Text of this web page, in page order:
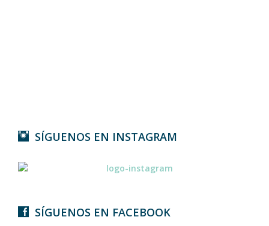
SÍGUENOS EN INSTAGRAM
SÍGUENOS EN FACEBOOK